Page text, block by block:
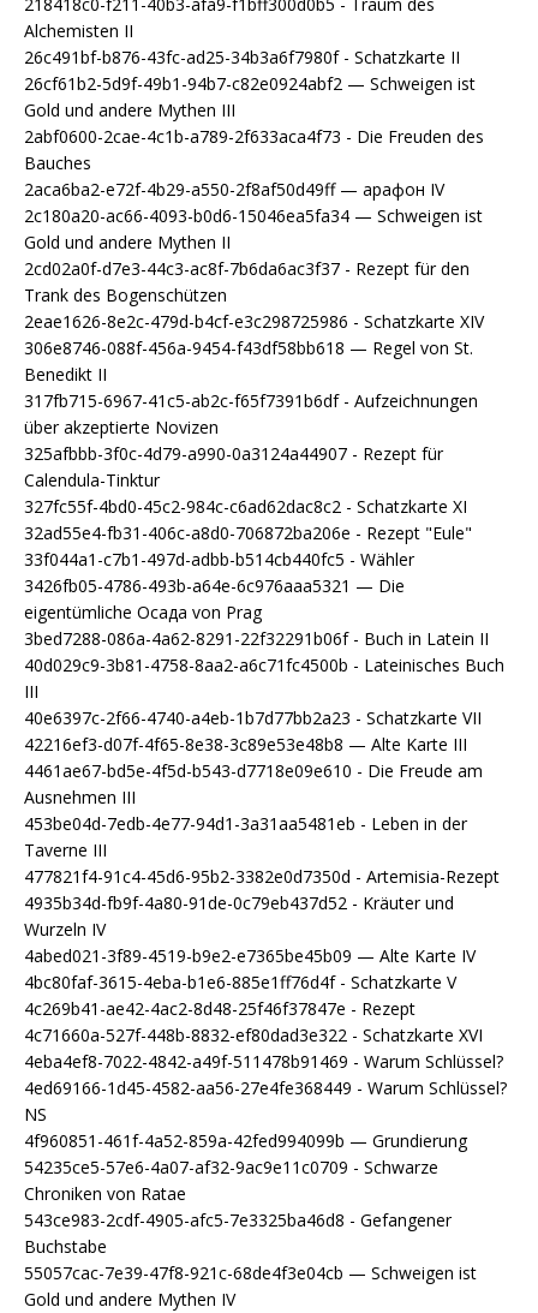
Alchemisten II
26c491bf-b876-43fc-ad25-34b3a6f7980f - Schatzkarte II
26cf61b2-5d9f-49b1-94b7-c82e0924abf2 — Schweigen ist
Gold und andere Mythen III
2abf0600-2cae-4c1b-a789-2f633aca4f73 - Die Freuden des
Bauches
2aca6ba2-e72f-4b29-a550-2f8af50d49ff — арафон IV
2c180a20-ac66-4093-b0d6-15046ea5fa34 — Schweigen ist
Gold und andere Mythen II
2cd02a0f-d7e3-44c3-ac8f-7b6da6ac3f37 - Rezept für den
Trank des Bogenschützen
2eae1626-8e2c-479d-b4cf-e3c298725986 - Schatzkarte XIV
306e8746-088f-456a-9454-f43df58bb618 — Regel von St.
Benedikt II
317fb715-6967-41c5-ab2c-f65f7391b6df - Aufzeichnungen
über akzeptierte Novizen
325afbbb-3f0c-4d79-a990-0a3124a44907 - Rezept für
Calendula-Tinktur
327fc55f-4bd0-45c2-984c-c6ad62dac8c2 - Schatzkarte XI
32ad55e4-fb31-406c-a8d0-706872ba206e - Rezept "Eule"
33f044a1-c7b1-497d-adbb-b514cb440fc5 - Wähler
3426fb05-4786-493b-a64e-6c976aaa5321 — Die
eigentümliche Осада von Prag
3bed7288-086a-4a62-8291-22f32291b06f - Buch in Latein II
40d029c9-3b81-4758-8aa2-a6c71fc4500b - Lateinisches Buch
III
40e6397c-2f66-4740-a4eb-1b7d77bb2a23 - Schatzkarte VII
42216ef3-d07f-4f65-8e38-3c89e53e48b8 — Alte Karte III
4461ae67-bd5e-4f5d-b543-d7718e09e610 - Die Freude am
Ausnehmen III
453be04d-7edb-4e77-94d1-3a31aa5481eb - Leben in der
Taverne III
477821f4-91c4-45d6-95b2-3382e0d7350d - Artemisia-Rezept
4935b34d-fb9f-4a80-91de-0c79eb437d52 - Kräuter und
Wurzeln IV
4abed021-3f89-4519-b9e2-e7365be45b09 — Alte Karte IV
4bc80faf-3615-4eba-b1e6-885e1ff76d4f - Schatzkarte V
4c269b41-ae42-4ac2-8d48-25f46f37847e - Rezept
4c71660a-527f-448b-8832-ef80dad3e322 - Schatzkarte XVI
4eba4ef8-7022-4842-a49f-511478b91469 - Warum Schlüssel?
4ed69166-1d45-4582-aa56-27e4fe368449 - Warum Schlüssel?
NS
4f960851-461f-4a52-859a-42fed994099b — Grundierung
54235ce5-57e6-4a07-af32-9ac9e11c0709 - Schwarze
Chroniken von Ratae
543ce983-2cdf-4905-afc5-7e3325ba46d8 - Gefangener
Buchstabe
55057cac-7e39-47f8-921c-68de4f3e04cb — Schweigen ist
Gold und andere Mythen IV